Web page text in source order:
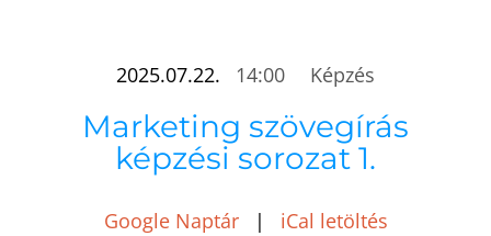
2025.07.22. 14:00 Képzés
Marketing szövegírás
képzési sorozat 1.
Google Naptár | iCal letöltés